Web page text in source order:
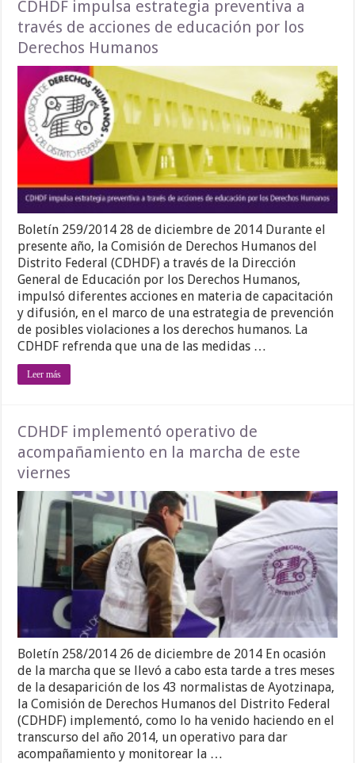
CDHDF impulsa estrategia preventiva a
través de acciones de educación por los
Derechos Humanos
Boletín 259/2014 28 de diciembre de 2014 Durante el
presente año, la Comisión de Derechos Humanos del
Distrito Federal (CDHDF) a través de la Dirección
General de Educación por los Derechos Humanos,
impulsó diferentes acciones en materia de capacitación
y difusión, en el marco de una estrategia de prevención
de posibles violaciones a los derechos humanos. La
CDHDF refrenda que una de las medidas …
Leer más
CDHDF implementó operativo de
acompañamiento en la marcha de este
viernes
Boletín 258/2014 26 de diciembre de 2014 En ocasión
de la marcha que se llevó a cabo esta tarde a tres meses
de la desaparición de los 43 normalistas de Ayotzinapa,
la Comisión de Derechos Humanos del Distrito Federal
(CDHDF) implementó, como lo ha venido haciendo en el
transcurso del año 2014, un operativo para dar
acompañamiento y monitorear la …